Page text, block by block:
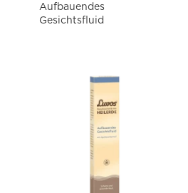
Aufbauendes
Gesichtsfluid